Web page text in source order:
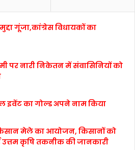
गूंजा,कांग्रेस विधायकों का
पर नारी निकेतन में संवासिनियों को
इवेंट का गोल्ड अपने नाम किया
मेले का आयोजन, किसानों को
उत्तम कृषि तकनीक की जानकारी